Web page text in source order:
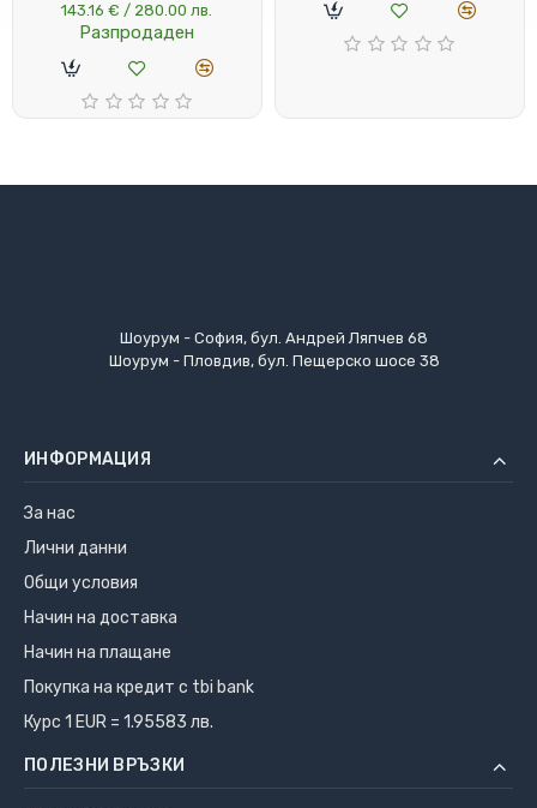
143.16 € / 280.00 лв.
Разпродаден
Шоурум - София, бул. Андрей Ляпчев 68
Шоурум - Пловдив, бул. Пещерско шосе 38
ИНФОРМАЦИЯ
За нас
Лични данни
Общи условия
Начин на доставка
Начин на плащане
Покупка на кредит с tbi bank
Курс 1 EUR = 1.95583 лв.
ПОЛЕЗНИ ВРЪЗКИ